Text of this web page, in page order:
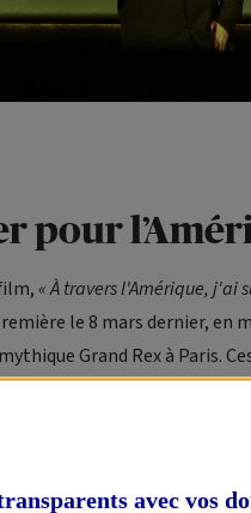
avec vos
pour
« À travers l'Amérique, j'ai
le 8 mars dernier, en
Grand Rex à Paris.
pour chacun de